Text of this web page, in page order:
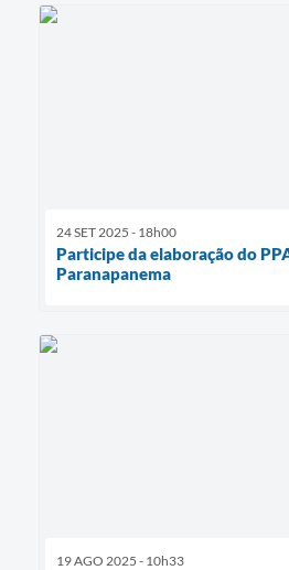
24 SET 2025 - 18h00
Participe da elaboração do
Paranapanema
19 AGO 2025 - 10h33